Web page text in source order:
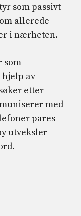
som passivt
allerede
i nærheten.
som
av
etter
med
pares
utveksler